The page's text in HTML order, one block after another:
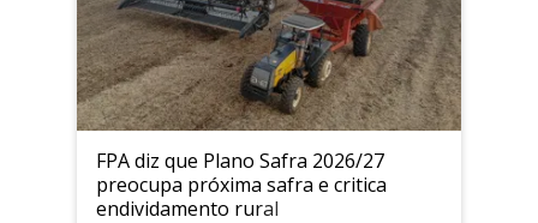
FPA diz que Plano Safra 2026/27
preocupa próxima safra e critica
endividamento rural